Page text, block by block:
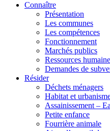
Connaître
Présentation
Les communes
Les compétences
Fonctionnement
Marchés publics
Ressources
Demandes de
Résider
Déchets ménagers
Habitat et
Assainissement –
Petite enfance
Fourrière animale